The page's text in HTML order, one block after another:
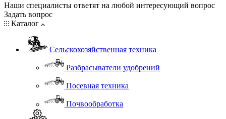
Наши специалисты ответят на любой интересующий вопрос
Задать вопрос
Каталог
Сельскохозяйственная техника
Разбрасыватели удобрений
Посевная техника
Почвообработка